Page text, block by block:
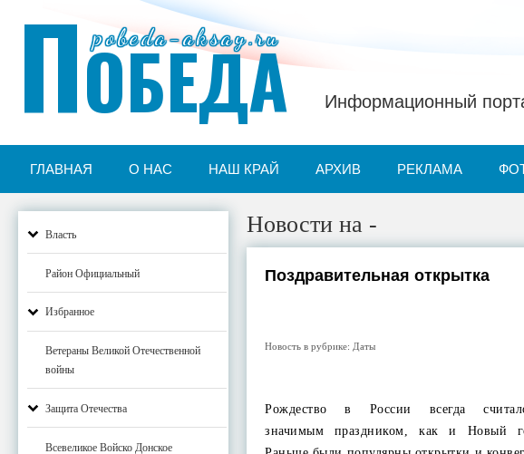
pobeda-aksay.ru
ПОБЕДА Информационный
ГЛАВНАЯ О НАС НАШ КРАЙ АРХИВ РЕКЛАМА
Власть
Район Официальный
Избранное
Ветераны Великой Отечественной
войны
Защита Отечества
Всевеликое Войско Донское
Новости на -
Поздравительная открытка
Новость в рубрике: Даты
Рождество в России всегда
значимым праздником, как и Новый